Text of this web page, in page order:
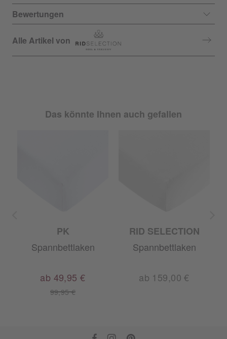
Bewertungen
Alle Artikel von
Das könnte Ihnen auch gefallen
PK
Spannbettlaken
99,95 €
ab 49,95 €
RID SELECTION
Spannbettlaken
ab 159,00 €